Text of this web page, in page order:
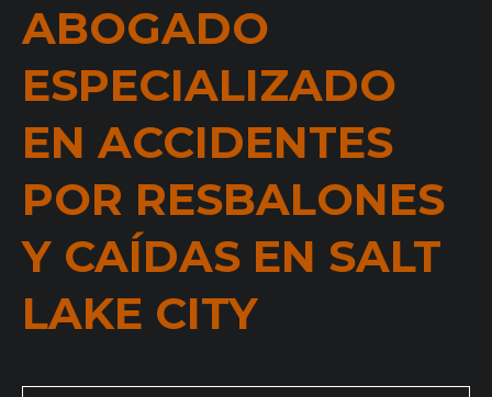
ABOGADO
ESPECIALIZADO
EN ACCIDENTES
POR RESBALONES
Y CAÍDAS EN SALT
LAKE CITY